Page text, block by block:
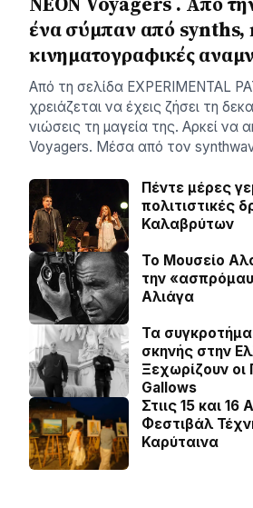
ένα σύμπαν από synths,
κινηματογραφικές
Aπό τη σελίδα ΕXPERIMENTAL
χρειάζεται να έχεις ζήσει τη
νιώσεις τη μαγεία της. Αρκεί να
Voyagers. Μέσα από τον
Πέντε μέρες
πολιτιστικές
Καλαβρύτων
Το Μουσείο
την
Αλιάγα
Τα
σκηνής στην
Ξεχωρίζουν οι
Gallows
Στιις 15 και
Φεστιβάλ
Καρύταινα